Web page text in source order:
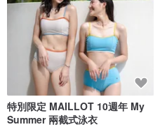
特別限定 MAILLOT 10週年 My
Summer 兩截式泳衣